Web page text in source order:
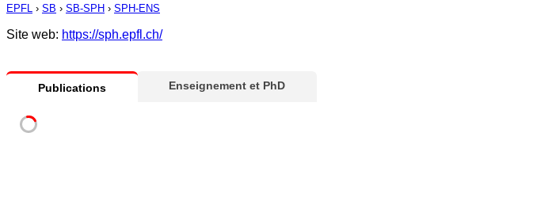
EPFL › SB › SB-SPH › SPH-ENS
Site web: https://sph.epfl.ch/
Publications Enseignement et PhD